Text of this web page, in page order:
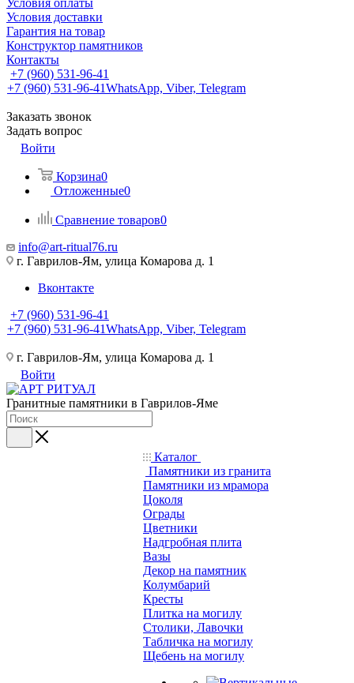
Условия оплаты
Условия доставки
Гарантия на товар
Конструктор памятников
Контакты
+7 (960) 531-96-41
+7 (960) 531-96-41WhatsApp, Viber, Telegram
Заказать звонок
Задать вопрос
Войти
Корзина0
Отложенные0
Сравнение товаров0
info@art-ritual76.ru
г. Гаврилов-Ям, улица Комарова д. 1
Вконтакте
+7 (960) 531-96-41
+7 (960) 531-96-41WhatsApp, Viber, Telegram
г. Гаврилов-Ям, улица Комарова д. 1
Войти
Гранитные памятники в Гаврилов-Яме
Каталог
Памятники из гранита
Памятники из мрамора
Цоколя
Ограды
Цветники
Надгробная плита
Вазы
Декор на памятник
Колумбарий
Кресты
Плитка на могилу
Столики, Лавочки
Табличка на могилу
Щебень на могилу